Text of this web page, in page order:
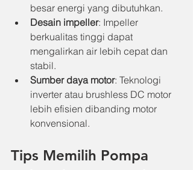
besar energi yang dibutuhkan.
Desain impeller: Impeller
berkualitas tinggi dapat
mengalirkan air lebih cepat dan
stabil.
Sumber daya motor: Teknologi
inverter atau brushless DC motor
lebih efisien dibanding motor
konvensional.
Tips Memilih Pompa